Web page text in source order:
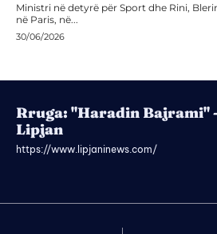
Ministri në detyrë për Sport dhe Rini,
në Paris, në...
30/06/2026
Rruga: "Haradin Bajrami"
Lipjan
https://www.lipjaninews.com/